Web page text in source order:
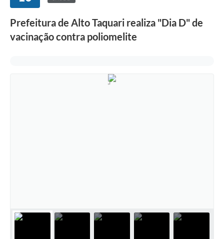
Prefeitura de Alto Taquari realiza "Dia D" de
vacinação contra poliomelite